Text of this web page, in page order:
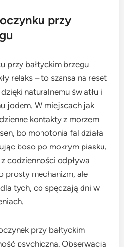
przy
przy bałtyckim brzegu
relaks – to szansa na reset
naturalnemu światłu i
jodem. W miejscach jak
kontakty z morzem
bo monotonia fal działa
boso po mokrym piasku,
codzienności odpływa
prosty mechanizm, ale
tych, co spędzają dni w
przy bałtyckim
psychiczną. Obserwacja